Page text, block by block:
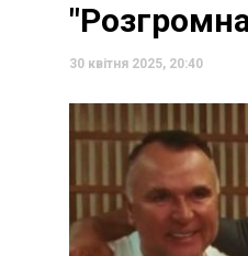
30 квітня 2025, 20:40